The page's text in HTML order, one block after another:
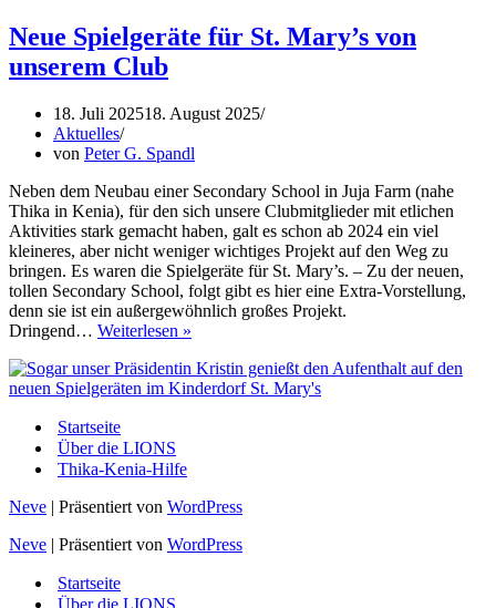
Neue Spielgeräte für St. Mary’s von
unserem Club
18. Juli 202518. August 2025
Aktuelles
von Peter G. Spandl
Neben dem Neubau einer Secondary School in Juja Farm (nahe
Thika in Kenia), für den sich unsere Clubmitglieder mit etlichen
Aktivities stark gemacht haben, galt es schon ab 2024 ein viel
kleineres, aber nicht weniger wichtiges Projekt auf den Weg zu
bringen. Es waren die Spielgeräte für St. Mary’s. – Zu der neuen,
tollen Secondary School, folgt gibt es hier eine Extra-Vorstellung,
denn sie ist ein außergewöhnlich großes Projekt.
Dringend… Weiterlesen »
für
St.
Startseite
Über die LIONS
Thika-Kenia-Hilfe
Neve | Präsentiert von WordPress
Neve | Präsentiert von WordPress
Startseite
Über die LIONS